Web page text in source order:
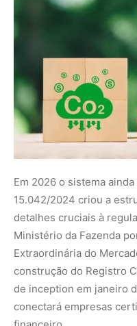
Ministério da Fazenda
Extraordinária do
construção do Registro
de inception em janeiro
conectará empresas
financeiro.